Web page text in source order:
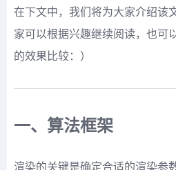
在下文中，我们将为大家介绍该
家可以根据兴趣继续阅读，也可
的效果比较：）
一、算法框架